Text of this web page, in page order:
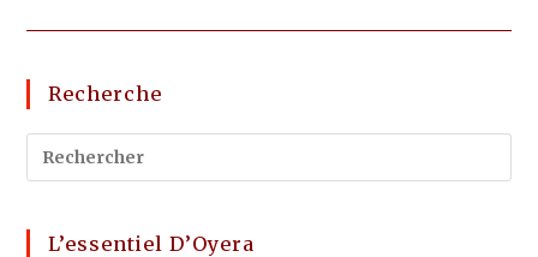
Recherche
L’essentiel D’Oyera